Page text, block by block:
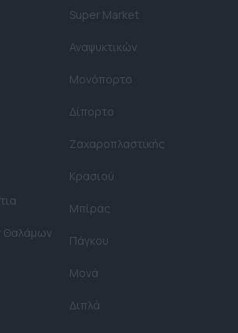
Θαλάμων​
Super Market
Αναψυκτικών
Μονόπορτο
Δίπορτο
Ζαχαροπλαστικής
Κρασιού
Μπίρας
Πάγκου
Μονά
Διπλά